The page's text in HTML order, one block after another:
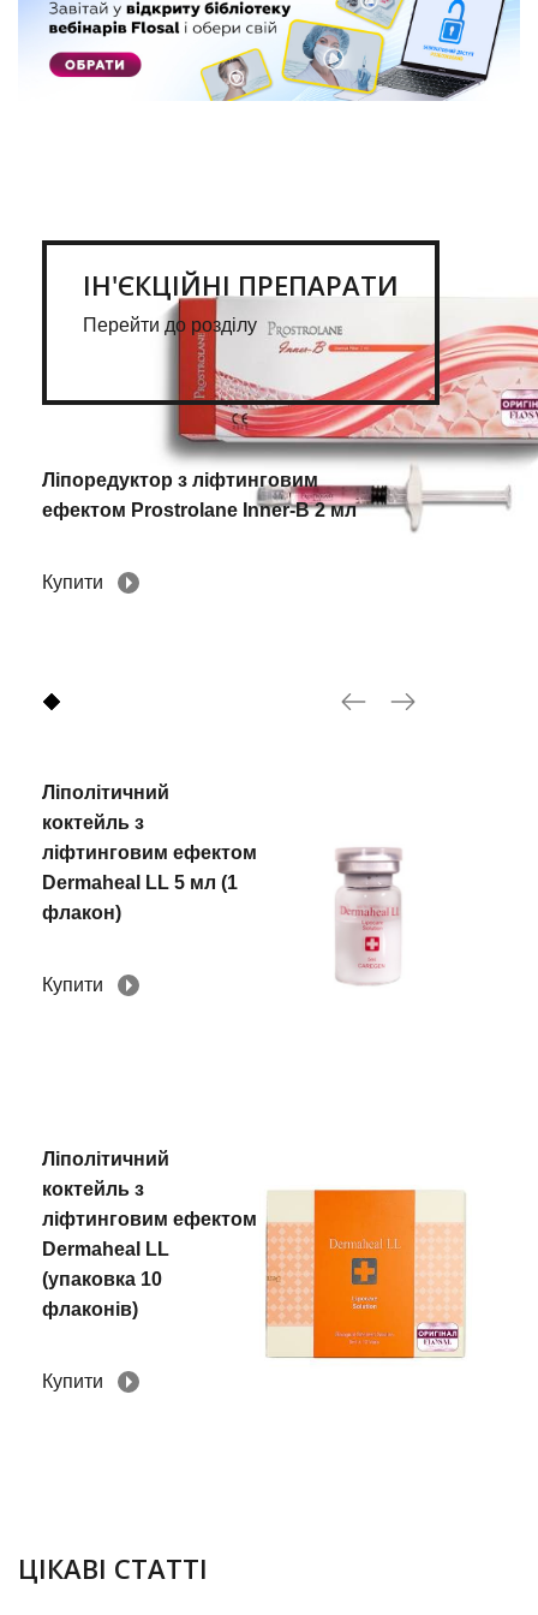
Ліполітичний
коктейль з
ліфтинговим ефектом
Dermaheal LL 5 мл (1
флакон)
Купити
Ліполітичний
коктейль з
ліфтинговим ефектом
Dermaheal LL
(упаковка 10
флаконів)
Купити
ІН'ЄКЦІЙНІ ПРЕПАРАТИ
Перейти до розділу
Ліпоредуктор з ліфтинговим
ефектом Prostrolane Inner-B 2 мл
Купити
ЦІКАВІ СТАТТІ